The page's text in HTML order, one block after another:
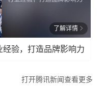
了解详情
验，打造品牌影响力
打开腾讯新闻查看更多